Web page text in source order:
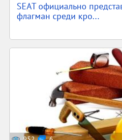
SEAT официально
флагман среди кро...